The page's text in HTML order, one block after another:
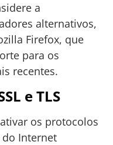
a
alternativos,
Firefox, que
para os
recentes.
e TLS
os protocolos
do Internet